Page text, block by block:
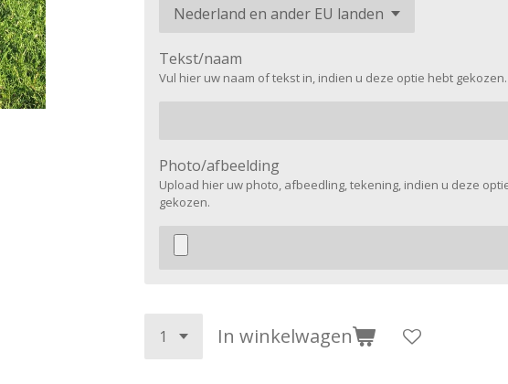
Tekst/naam
Vul hier uw naam of tekst in, indien u deze optie hebt gekozen.
Photo/afbeelding
Upload hier uw photo, afbeedling, tekening, indien u deze
gekozen.
In winkelwagen